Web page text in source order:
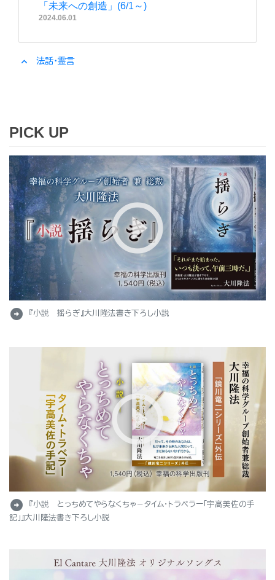
「未来への創造」(6/1～)
2024.06.01
expand_less 法話・霊言
PICK UP
arrow_circle_right 『小説 揺らぎ』大川隆法書き下ろし小説
arrow_circle_right
『小説 とっちめてやらなくちゃ－タイム・トラベラー「宇高美佐の手
記」』大川隆法書き下ろし小説